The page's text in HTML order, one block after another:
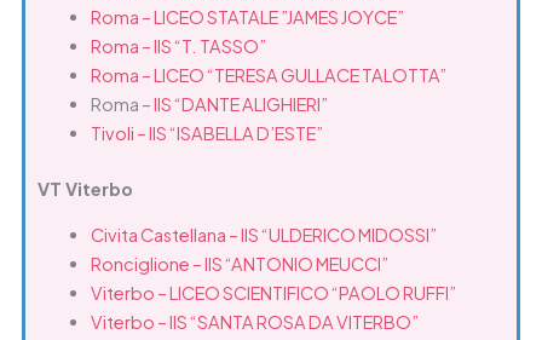
Roma – LICEO STATALE ”JAMES JOYCE”
Roma – IIS “T. TASSO”
Roma – LICEO “TERESA GULLACE TALOTTA”
Roma –IIS “DANTE ALIGHIERI”
Tivoli – IIS “ISABELLA D’ESTE”
VT Viterbo
Civita Castellana – IIS “ULDERICO MIDOSSI”
Ronciglione – IIS “ANTONIO MEUCCI”
Viterbo – LICEO SCIENTIFICO “PAOLO RUFFI”
Viterbo – IIS “SANTA ROSA DA VITERBO”